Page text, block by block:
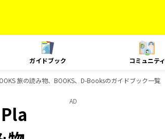
ガイドブック コミュニティ
旅の読み物、BOOKS、D-Booksのガイドブック一覧
AD